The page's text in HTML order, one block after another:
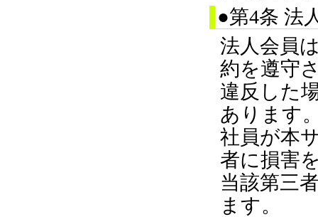
●第4条 法
法人会員
約を遵守
違反した
あります
社員が本
者に損害
当該第三
ます。